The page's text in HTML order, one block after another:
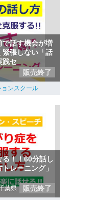
で話す機会が増
緊張しない「話
践セ
販売終了
ンスクール
！！60分話し
レーニング」
葉県 販売終了